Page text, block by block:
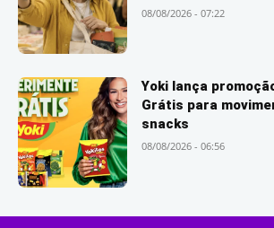
08/08/2026 - 07:22
Yoki lança
Grátis para
snacks
08/08/2026 - 06:56